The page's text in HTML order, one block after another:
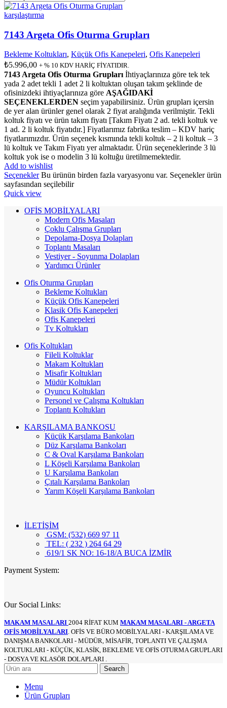
karşılaştırma
7143 Argeta Ofis Oturma Grupları
Bekleme Koltukları, Küçük Ofis Kanepeleri, Ofis Kanepeleri
₺5.996,00 + % 10 KDV HARİÇ FİYATIDIR.
7143 Argeta Ofis Oturma Grupları İhtiyaçlarınıza göre tek tek
yada 2 adet tekli 1 adet 2 li koltuktan oluşan takım şeklinde de
ofisinizdeki ihtiyaçlarınıza göre AŞAĞIDAKİ
SEÇENEKLERDEN seçim yapabilirsiniz. Ürün grupları içersin
de yer alan ürünler genel olarak 2 fiyat aralığında verilmiştir. Tekli
koltuk fiyatı ve ürün takım fiyatı [Takım Fiyatı 2 ad. tekli koltuk ve
1 ad. 2 li koltuk fiyatıdır.] Fiyatlarımız fabrika teslim – KDV hariç
fiyatlarımızdır. Ürün seçenek kısmında tekli koltuk – 2 li koltuk – 3
lü koltuk ve Takım Fiyatı yer almaktadır. Ürün seçeneklerinde 3 lü
koltuk yok ise o modelin 3 lü koltuğu üretilmemektedir.
Add to wishlist
Seçenekler Bu ürünün birden fazla varyasyonu var. Seçenekler ürün
sayfasından seçilebilir
Quick view
OFİS MOBİLYALARI
Modern Ofis Masaları
Çoklu Çalışma Grupları
Depolama-Dosya Dolapları
Toplantı Masaları
Vestiyer - Soyunma Dolapları
Yardımcı Ürünler
Ofis Oturma Grupları
Bekleme Koltukları
Küçük Ofis Kanepeleri
Klasik Ofis Kanepeleri
Ofis Kanepeleri
Tv Koltukları
Ofis Koltukları
Fileli Koltuklar
Makam Koltukları
Misafir Koltukları
Müdür Koltukları
Oyuncu Koltukları
Personel ve Çalışma Koltukları
Toplantı Koltukları
KARŞILAMA BANKOSU
Küçük Karşılama Bankoları
Düz Karşılama Bankoları
C & Oval Karşılama Bankoları
L Köşeli Karşılama Bankoları
U Karşılama Bankoları
Çıtalı Karşılama Bankoları
Yarım Köşeli Karşılama Bankoları
İLETİŞİM
GSM: (532) 669 97 11
TEL: ( 232 ) 264 64 29
619/1 SK NO: 16-18/A BUCA İZMİR
Payment System:
Our Social Links:
MAKAM MASALARI 2004 RİFAT KUM MAKAM MASALARI - ARGETA
OFİS MOBİLYALARI. OFİS VE BÜRO MOBİLYALARI - KARŞILAMA VE
DANIŞMA BANKOLARI - MÜDÜR, MİSAFİR, TOPLANTI VE ÇALIŞMA
KOLTUKLARI - KÜÇÜK, KLASİK, BEKLEME VE OFİS OTURMA GRUPLARI
- DOSYA VE KLASÖR DOLAPLARI .
Search
Menu
Ürün Grupları